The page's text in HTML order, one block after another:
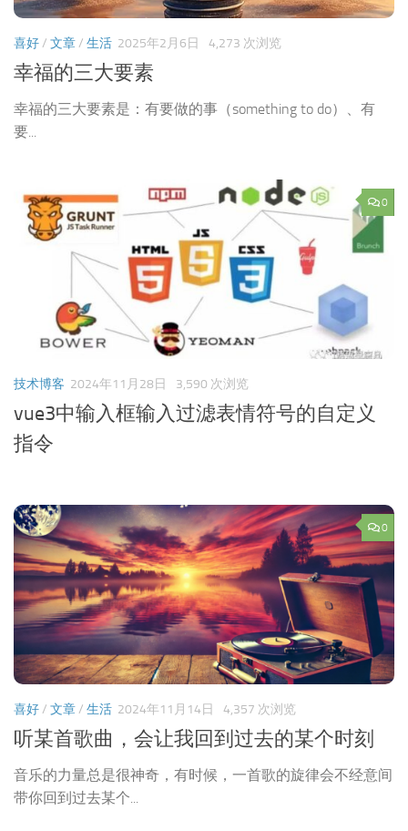
喜好/ 文章/ 生活 2025年2月6日 4,273 次浏览
幸福的三大要素
幸福的三大要素是：有要做的事（something to do）、有
要...
0
技术博客 2024年11月28日 3,590 次浏览
vue3中输入框输入过滤表情符号的自定义
指令
0
喜好/ 文章/ 生活 2024年11月14日 4,357 次浏览
听某首歌曲，会让我回到过去的某个时刻
音乐的力量总是很神奇，有时候，一首歌的旋律会不经意间
带你回到过去某个...